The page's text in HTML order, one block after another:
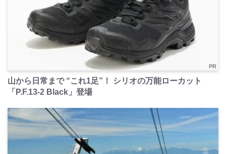
PR
山から日常まで “これ1足”！ シリオの万能ローカット
「P.F.13-2 Black」登場